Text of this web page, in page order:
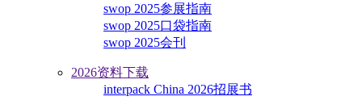
swop 2025参展指南
swop 2025口袋指南
swop 2025会刊
2026资料下载
interpack China 2026招展书